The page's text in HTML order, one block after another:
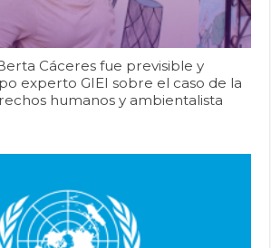
Cáceres fue previsible y
experto GIEI sobre el caso de la
humanos y ambientalista